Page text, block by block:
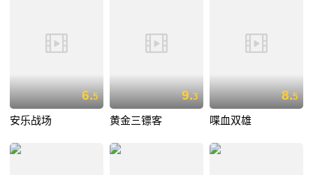
6.5
安乐战场
9.3
黄金三镖客
8.5
喋血双雄